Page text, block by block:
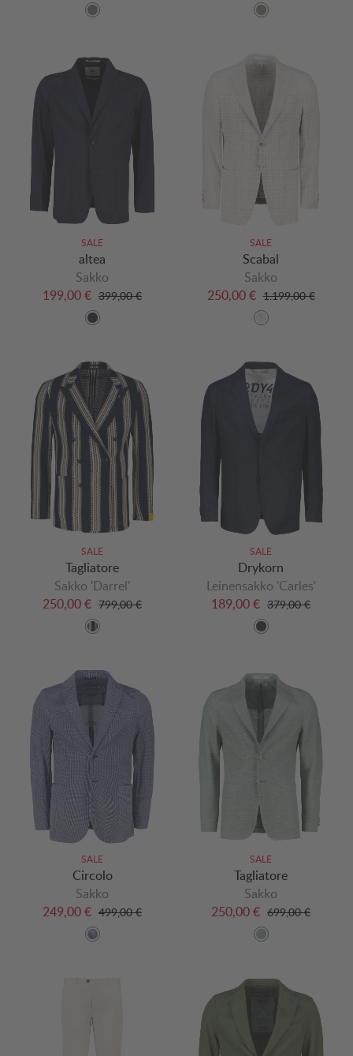
SALE
altea
Sakko
199,00 € 399,00 €
SALE
Scabal
Sakko
250,00 € 1.199,00 €
SALE
Tagliatore
Sakko 'Darrel'
250,00 € 799,00 €
SALE
Drykorn
Leinensakko 'Carles'
189,00 € 379,00 €
SALE
Circolo
Sakko
249,00 € 499,00 €
SALE
Tagliatore
Sakko
250,00 € 699,00 €